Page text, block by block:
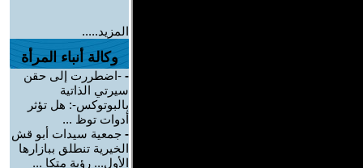
المزيد.....
وكالة أنباء المرأة
- -اضطررت إلى حقن
سيرتي الذاتية
بالبوتوكس-: هل تؤثر
أدوات توظ ...
- جمعية سيدات أبو قش
الخيرية تنطلق ببازارها
الأول... رؤية متكا ...